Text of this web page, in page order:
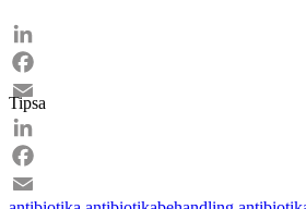
LinkedIn
Facebook
Email
Tipsa
LinkedIn
Facebook